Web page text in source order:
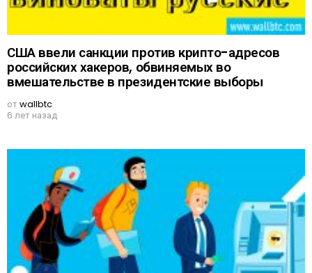
США ввели санкции против крипто-адресов
российских хакеров, обвиняемых во
вмешательстве в президентские выборы
отwallbtc
6 лет назад